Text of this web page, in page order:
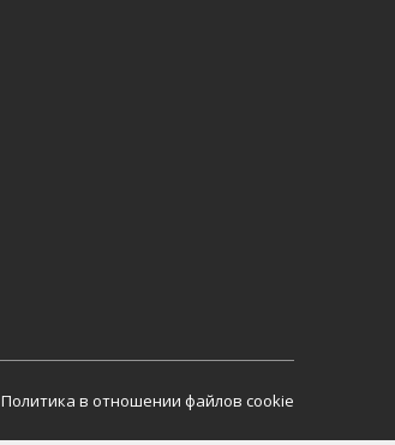
Политика в отношении файлов cookie